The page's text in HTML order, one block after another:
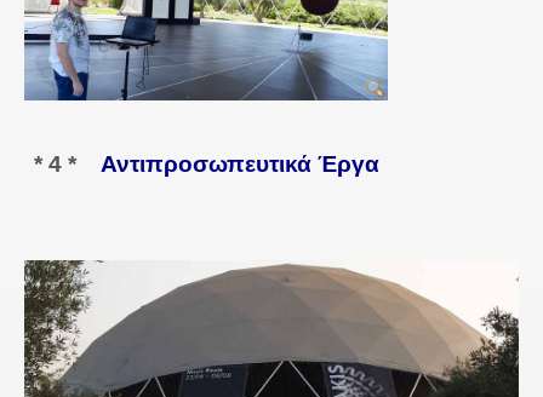
* 4 * Αντιπροσωπευτικά Έργα